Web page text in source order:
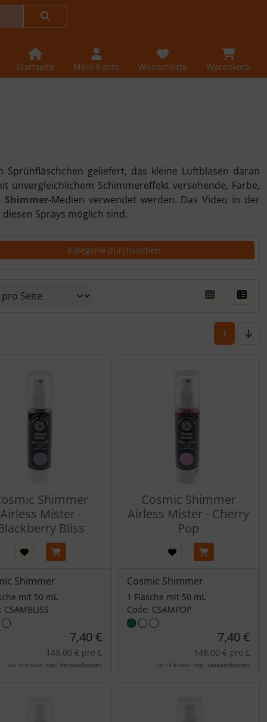
Startseite Mein Konto Wunschliste Warenkorb
geliefert, das kleine Luftblasen daran
Schimmereffekt versehende, Farbe,
Shimmer-Medien verwendet werden. Das Video in der
Sprays möglich sind.
1
Shimmer
Airless Mister -
Bliss
Shimmer
mit 50 mL
CSAMBLISS
7,40 €
148,00 € pro L
inkl. 19 % MwSt. zzgl. Versandkosten
Cosmic Shimmer
Airless Mister - Cherry
Pop
Cosmic Shimmer
1 Flasche mit 50 mL
Code: CSAMPOP
7,40 €
148,00 € pro L
inkl. 19 % MwSt. zzgl. Versandkosten